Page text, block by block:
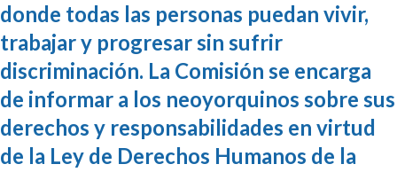
donde todas las personas puedan vivir,
trabajar y progresar sin sufrir
discriminación. La Comisión se encarga
de informar a los neoyorquinos sobre sus
derechos y responsabilidades en virtud
de la Ley de Derechos Humanos de la